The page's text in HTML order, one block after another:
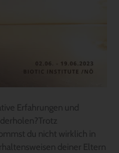
Erfahrungen und
du nicht wirklich in
deiner Eltern